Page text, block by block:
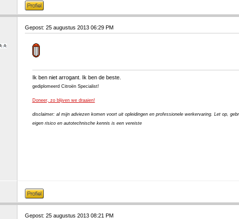
Gepost: 25 augustus 2013 06:29 PM
Ik ben niet arrogant. Ik ben de beste.
gediplomeerd Citroën Specialist!
Doneer, zo blijven we draaien!
disclaimer: al mijn adviezen komen voort uit opleidingen en professionele werkervaring. Let op,
eigen risico en autotechnische kennis is een vereiste
Gepost: 25 augustus 2013 08:21 PM